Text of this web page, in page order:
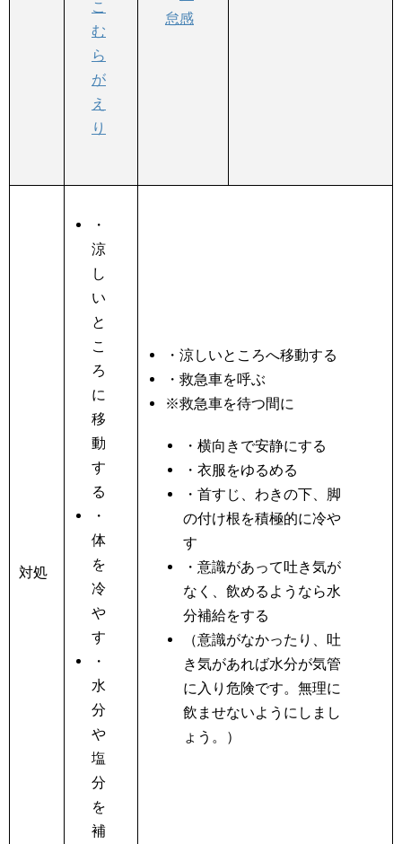
こ
む
ら
が
え
り
怠感
対処
・
涼
し
い
と
こ
ろ
に
移
動
す
る
・
体
を
冷
や
す
・
水
分
や
塩
分
を
補
・涼しいところへ移動する
・救急車を呼ぶ
※救急車を待つ間に
・横向きで安静にする
・衣服をゆるめる
・首すじ、わきの下、脚
の付け根を積極的に冷や
す
・意識があって吐き気が
なく、飲めるようなら水
分補給をする
（意識がなかったり、吐
き気があれば水分が気管
に入り危険です。無理に
飲ませないようにしまし
ょう。）